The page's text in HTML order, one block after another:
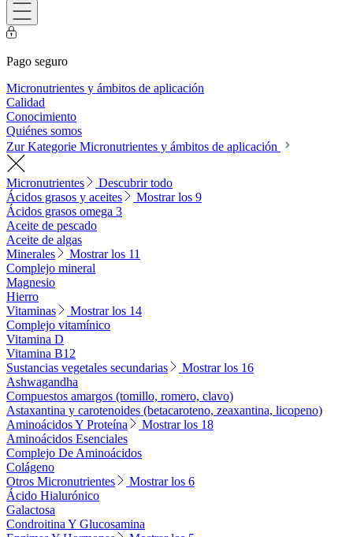
Pago seguro
Micronutrientes y ámbitos de aplicación
Calidad
Conocimiento
Quiénes somos
Zur Kategorie Micronutrientes y ámbitos de aplicación
Micronutrientes
Descubrir todo
Ácidos grasos y aceites
Mostrar los 9
Ácidos grasos omega 3
Aceite de pescado
Aceite de algas
Minerales
Mostrar los 11
Complejo mineral
Magnesio
Hierro
Vitaminas
Mostrar los 14
Complejo vitamínico
Vitamina D
Vitamina B12
Sustancias vegetales secundarias
Mostrar los 16
Ashwagandha
Compuestos amargos (tomillo, romero, clavo)
Astaxantina y carotenoides (betacaroteno, zeaxantina, licopeno)
Aminoácidos Y Proteína
Mostrar los 18
Aminoácidos Esenciales
Complejo De Aminoácidos
Colágeno
Otros Micronutrientes
Mostrar los 6
Ácido Hialurónico
Galactosa
Condroitina Y Glucosamina